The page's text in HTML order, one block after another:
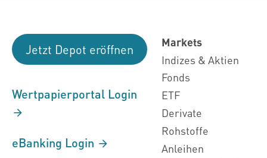
Jetzt Depot eröffnen
Wertpapierportal Login
eBanking Login
Markets
Indizes & Aktien
Fonds
ETF
Derivate
Rohstoffe
Anleihen